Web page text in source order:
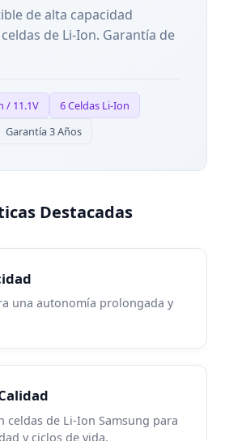
de alta capacidad
de Li-Ion. Garantía de
/ 11.1V
6 Celdas Li-Ion
Garantía 3 Años
Destacadas
una autonomía prolongada y
celdas de Li-Ion Samsung para
y ciclos de vida.